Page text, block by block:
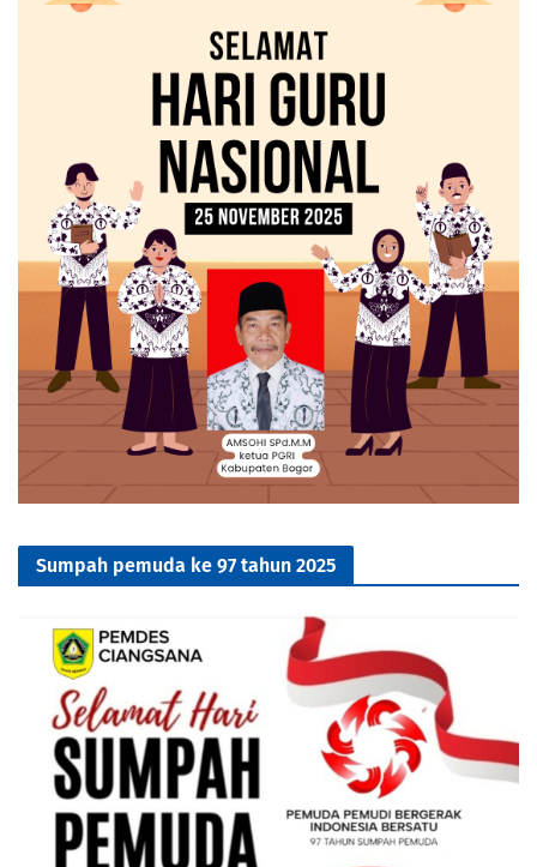
Sumpah pemuda ke 97 tahun 2025